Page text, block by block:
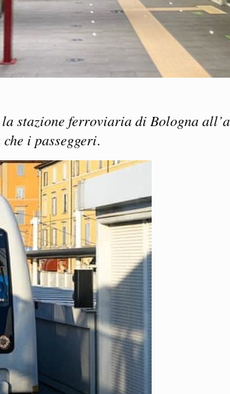
stazione ferroviaria di Bologna
i passeggeri.